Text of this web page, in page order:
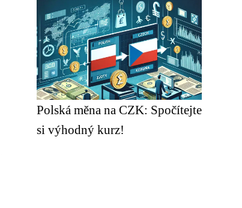
Polská měna na CZK: Spočítejte
si výhodný kurz!